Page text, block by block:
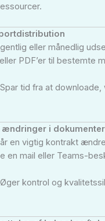
eller månedlig
PDF’er til bestemte
Spar tid fra at
i dokumenter
en vigtig kontrakt
en mail eller Teams-
Øger kontrol og